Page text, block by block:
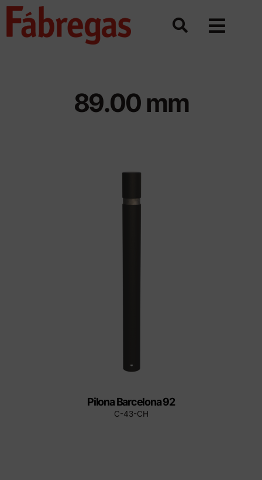
Saltar
89.00 mm
Pilona Barcelona 92
C-43-CH